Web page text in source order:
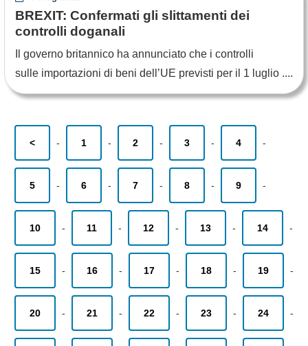
BREXIT: Confermati gli slittamenti dei
controlli doganali
Il governo britannico ha annunciato che i controlli
sulle importazioni di beni dell’UE previsti per il 1 luglio ....
< - 1 - 2 - 3 - 4 -
5 - 6 - 7 - 8 - 9 -
10 - 11 - 12 - 13 - 14 -
15 - 16 - 17 - 18 - 19 -
20 - 21 - 22 - 23 - 24 -